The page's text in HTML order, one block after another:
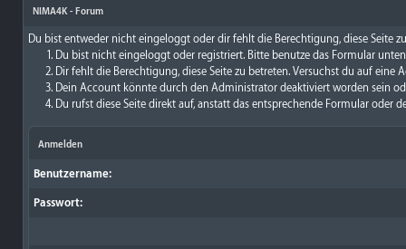
NIMA4K - Forum
Du bist entweder nicht eingeloggt oder dir fehlt die Berechtigung, diese Seite
Du bist nicht eingeloggt oder registriert. Bitte benutze das Formular
Dir fehlt die Berechtigung, diese Seite zu betreten. Versuchst du auf
Dein Account könnte durch den Administrator deaktiviert worden sein
Du rufst diese Seite direkt auf, anstatt das entsprechende Formular oder
Anmelden
Benutzername:
Passwort: